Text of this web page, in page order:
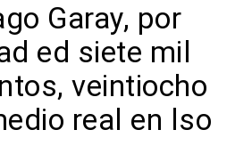
Garay, por
ed siete mil
veintiocho
real en lso